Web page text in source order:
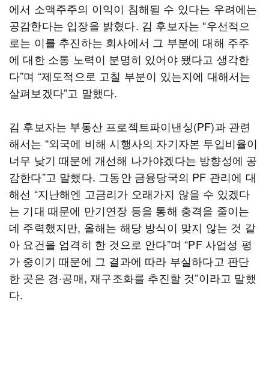
에서 소액주주의 이익이 침해될 수 있다는 우려에는
공감한다는 입장을 밝혔다. 김 후보자는 “우선적으
로는 이를 추진하는 회사에서 그 부분에 대해 주주
에 대한 소통 노력이 분명히 있어야 됐다고 생각한
다”며 “제도적으로 고칠 부분이 있는지에 대해서는
살펴보겠다”고 말했다.
김 후보자는 부동산 프로젝트파이낸싱(PF)과 관련
해서는 “외국에 비해 시행사의 자기자본 투입비율이
너무 낮기 때문에 개선해 나가야겠다는 방향성에 공
감한다”고 말했다. 그동안 금융당국의 PF 관리에 대
해선 “지난해엔 고금리가 오래가지 않을 수 있겠다
는 기대 때문에 만기연장 등을 통해 충격을 줄이는
데 주력했지만, 올해는 해당 방식이 맞지 않는 것 같
아 요건을 엄격히 한 것으로 안다”며 “PF 사업성 평
가 중이기 때문에 그 결과에 따라 부실하다고 판단
한 곳은 경·공매, 재구조화를 추진할 것”이라고 말했
다.